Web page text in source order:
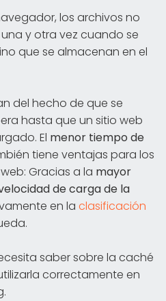
los archivos no
y otra vez cuando se
que se almacenan en el
del hecho de que se
hasta que un sitio web
El menor tiempo de
tiene ventajas para los
Gracias a la mayor
de carga de la
en la clasificación
saber sobre la caché
correctamente en